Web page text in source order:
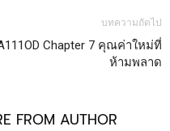
บทความถัดไป
Chapter 7 คุณค่าใหม่ที่
ห้ามพลาด
FROM AUTHOR